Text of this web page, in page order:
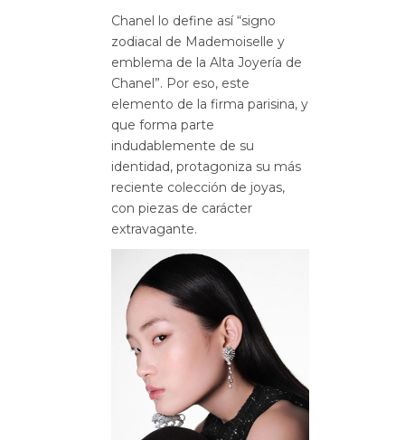
Chanel lo define así “signo
zodiacal de Mademoiselle y
emblema de la Alta Joyería de
Chanel”. Por eso, este
elemento de la firma parisina, y
que forma parte
indudablemente de su
identidad, protagoniza su más
reciente colección de joyas,
con piezas de carácter
extravagante.